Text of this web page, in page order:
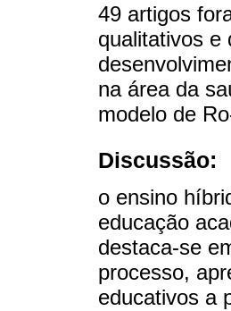
49 artigos
qualitativos e
na área da
modelo de
Discussão:
o ensino
educação
destaca-se
processo,
educativos a